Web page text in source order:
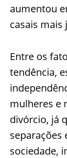
aumentou
casais mais
Entre os
tendência,
mulheres e
divórcio, já
separações
sociedade,